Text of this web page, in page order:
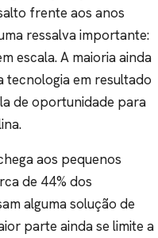
frente aos anos
ressalva importante:
escala. A maioria ainda
em resultado
de oportunidade para
aos pequenos
de 44% dos
alguma solução de
parte ainda se limite a